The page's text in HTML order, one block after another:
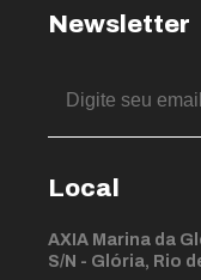
Newsletter
Local
AXIA Marina da
S/N - Glória, Rio